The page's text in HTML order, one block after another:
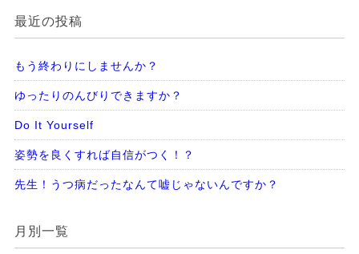
最近の投稿
もう終わりにしませんか？
ゆったりのんびりできますか？
Do It Yourself
姿勢を良くすれば自信がつく！？
先生！うつ病だったなんて嘘じゃないんですか？
月別一覧